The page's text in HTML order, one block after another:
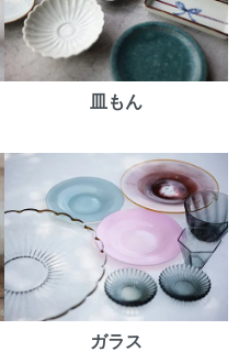
皿もん
ガラス